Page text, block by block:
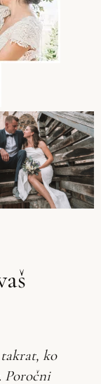
takrat, ko
Poročni